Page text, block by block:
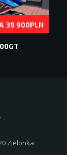
39 900PLN
Zielonka